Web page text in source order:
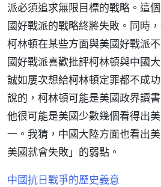
派必須追求無限目標的戰略。這
國好戰派的戰略終將失敗。同時
柯林頓在某些方面與美國好戰派
國好戰派喜歡批評柯林頓與中國
誠如屢次想給柯林頓定罪都不成
說的，柯林頓可能是美國政界讀
他很可能是美國少數幾個看得出
一。我猜，中國大陸方面也看出
美國就會失敗」的弱點。
中國抗日戰爭的歷史義意